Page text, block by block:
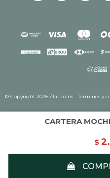
CARTERA
$
© Copyright 2026 / Lincolns Términos y